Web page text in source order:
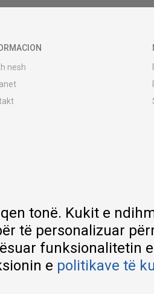
nesh
e çmimevetonë. Kukit e
të personalizuar
funksionalitetin
e politikave të